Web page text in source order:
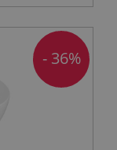
- 36%